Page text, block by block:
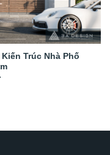
Trúc Nhà Phố